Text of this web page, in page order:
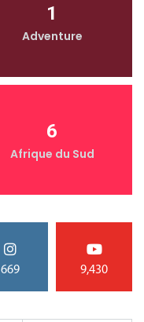
1
Adventure
6
Afrique du Sud
669 9,430